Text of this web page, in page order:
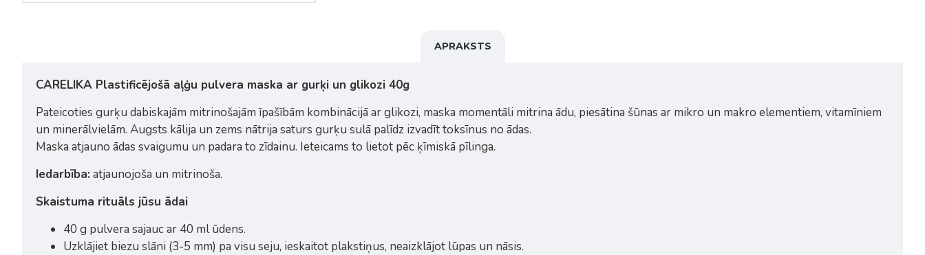
APRAKSTS
CARELIKA Plastificējošā aļģu pulvera maska ar gurķi un glikozi 40g
Pateicoties gurķu dabiskajām mitrinošajām īpašībām kombinācijā ar glikozi, maska momentāli mitrina ādu, piesātina šūnas ar mikro un makro elementiem, vitamīniem
un minerālvielām. Augsts kālija un zems nātrija saturs gurķu sulā palīdz izvadīt toksīnus no ādas.
Maska atjauno ādas svaigumu un padara to zīdainu. Ieteicams to lietot pēc ķīmiskā pīlinga.
Iedarbība: atjaunojoša un mitrinoša.
Skaistuma rituāls jūsu ādai
40 g pulvera sajauc ar 40 ml ūdens.
Uzklājiet biezu slāni (3-5 mm) pa visu seju, ieskaitot plakstiņus, neaizklājot lūpas un nāsis.